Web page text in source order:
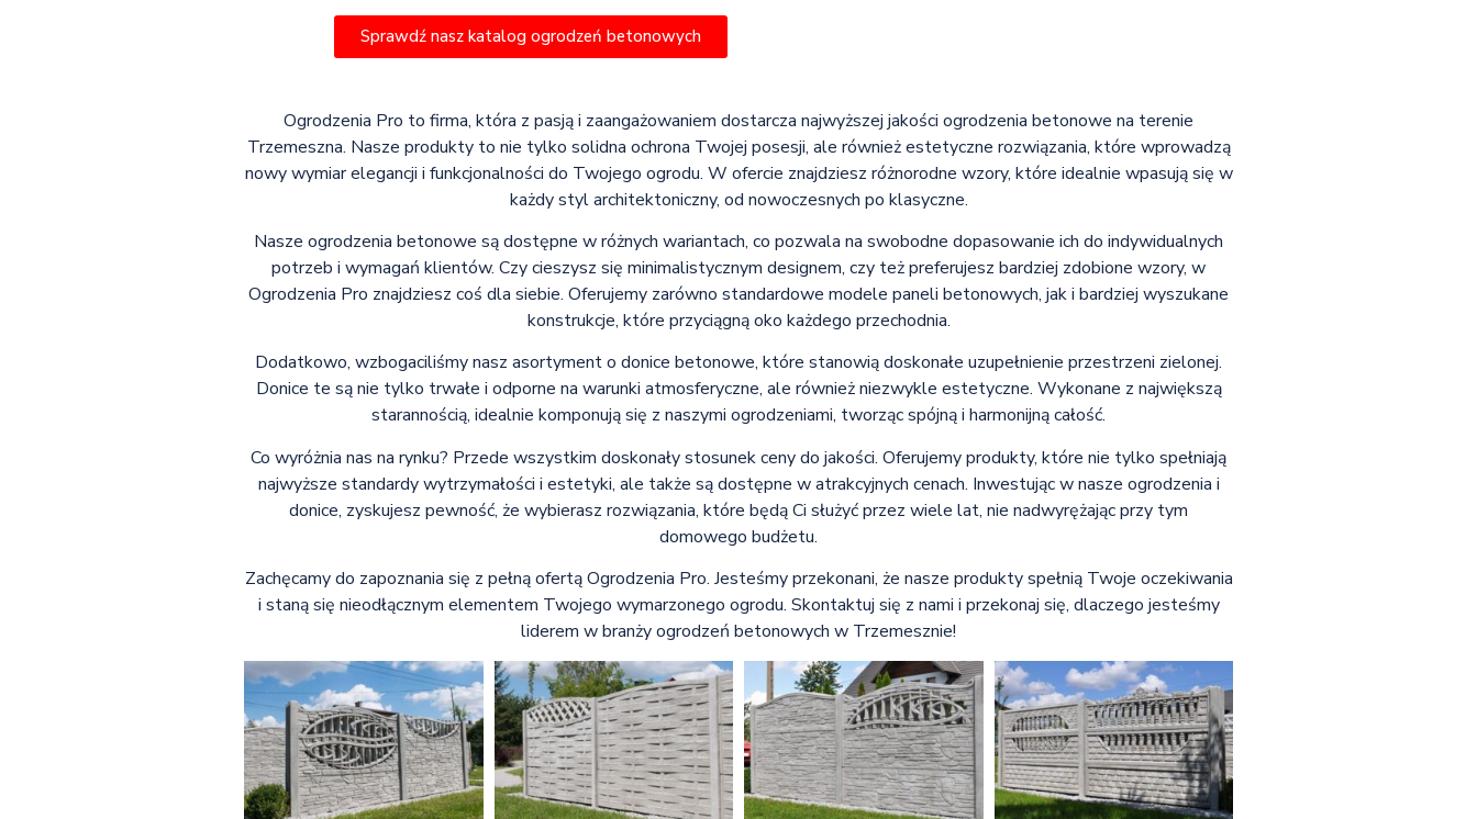
Sprawdź nasz katalog ogrodzeń betonowych
Ogrodzenia Pro to firma, która z pasją i zaangażowaniem dostarcza najwyższej jakości ogrodzenia betonowe na terenie
Trzemeszna. Nasze produkty to nie tylko solidna ochrona Twojej posesji, ale również estetyczne rozwiązania, które wprowadzą
nowy wymiar elegancji i funkcjonalności do Twojego ogrodu. W ofercie znajdziesz różnorodne wzory, które idealnie wpasują się w
każdy styl architektoniczny, od nowoczesnych po klasyczne.
Nasze ogrodzenia betonowe są dostępne w różnych wariantach, co pozwala na swobodne dopasowanie ich do indywidualnych
potrzeb i wymagań klientów. Czy cieszysz się minimalistycznym designem, czy też preferujesz bardziej zdobione wzory, w
Ogrodzenia Pro znajdziesz coś dla siebie. Oferujemy zarówno standardowe modele paneli betonowych, jak i bardziej wyszukane
konstrukcje, które przyciągną oko każdego przechodnia.
Dodatkowo, wzbogaciliśmy nasz asortyment o donice betonowe, które stanowią doskonałe uzupełnienie przestrzeni zielonej.
Donice te są nie tylko trwałe i odporne na warunki atmosferyczne, ale również niezwykle estetyczne. Wykonane z największą
starannością, idealnie komponują się z naszymi ogrodzeniami, tworząc spójną i harmonijną całość.
Co wyróżnia nas na rynku? Przede wszystkim doskonały stosunek ceny do jakości. Oferujemy produkty, które nie tylko spełniają
najwyższe standardy wytrzymałości i estetyki, ale także są dostępne w atrakcyjnych cenach. Inwestując w nasze ogrodzenia i
donice, zyskujesz pewność, że wybierasz rozwiązania, które będą Ci służyć przez wiele lat, nie nadwyrężając przy tym
domowego budżetu.
Zachęcamy do zapoznania się z pełną ofertą Ogrodzenia Pro. Jesteśmy przekonani, że nasze produkty spełnią Twoje oczekiwania
i staną się nieodłącznym elementem Twojego wymarzonego ogrodu. Skontaktuj się z nami i przekonaj się, dlaczego jesteśmy
liderem w branży ogrodzeń betonowych w Trzemesznie!